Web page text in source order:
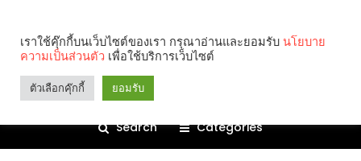
Search Categories
เราใช้คุ๊กกี้บนเว็บไซต์ของเรา กรุณาอ่านและยอมรับ นโยบาย
ความเป็นส่วนตัว เพื่อใช้บริการเว็บไซต์
ตัวเลือกคุ๊กกี้ ยอมรับ